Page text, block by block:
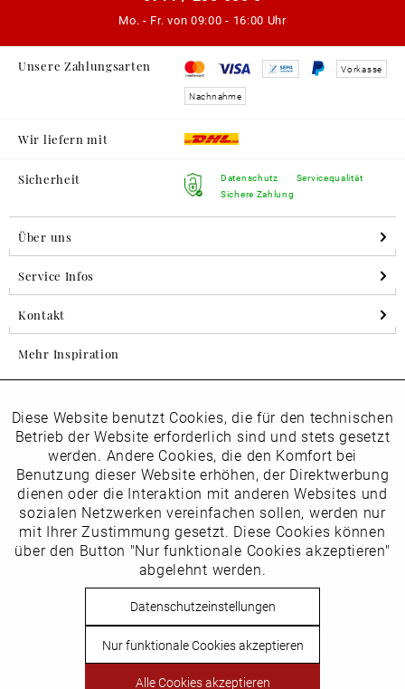
Mo. - Fr. von 09:00 - 16:00 Uhr
Unsere Zahlungsarten Vorkasse
Nachnahme
Wir liefern mit
Sicherheit
Datenschutz
Sichere Zahlung
Servicequalität
Über uns
Service Infos
Kontakt
Mehr Inspiration
Folgen Sie uns auf Instagram
horsch_schuhe
Newsletter
Datenschutzbestimmungenhabe ich zur Kenntnis
vom Newsletter abmelden.
Vertrag widerrufen
Funktionale Aktiv
Marketing Inaktiv
Tracking Inaktiv
Inaktiv
Diese Website benutzt Cookies, die für den technischen
Betrieb der Website erforderlich sind und stets gesetzt
werden. Andere Cookies, die den Komfort bei
Benutzung dieser Website erhöhen, der Direktwerbung
dienen oder die Interaktion mit anderen Websites und
sozialen Netzwerken vereinfachen sollen, werden nur
mit Ihrer Zustimmung gesetzt. Diese Cookies können
über den Button "Nur funktionale Cookies akzeptieren"
abgelehnt werden.
Datenschutzeinstellungen
Nur funktionale Cookies akzeptieren
Alle Cookies akzeptieren